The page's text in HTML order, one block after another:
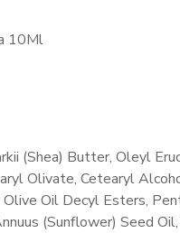
10Ml
(Shea) Butter, Oleyl
Olivate, Cetearyl
Oil Decyl Esters,
(Sunflower) Seed